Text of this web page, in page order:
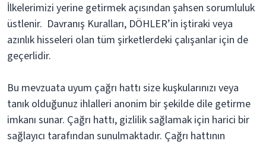
İlkelerimizi yerine getirmek açısından şahsen sorumluluk
üstlenir. Davranış Kuralları, DÖHLER’in iştiraki veya
azınlık hisseleri olan tüm şirketlerdeki çalışanlar için de
geçerlidir.
Bu mevzuata uyum çağrı hattı size kuşkularınızı veya
tanık olduğunuz ihlalleri anonim bir şekilde dile getirme
imkanı sunar. Çağrı hattı, gizlilik sağlamak için harici bir
sağlayıcı tarafından sunulmaktadır. Çağrı hattının